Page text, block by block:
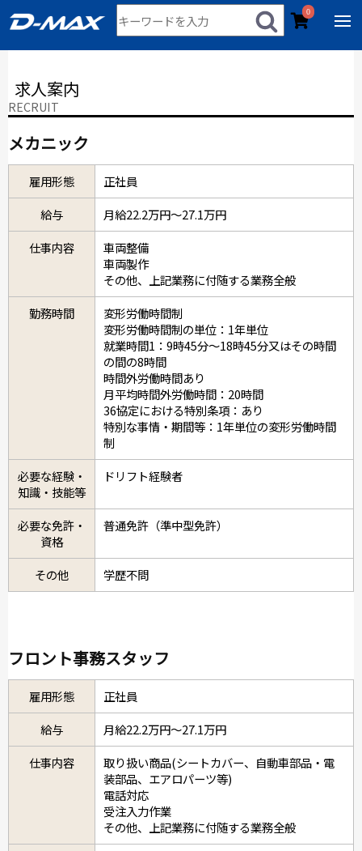
0
求人案内
RECRUIT
メカニック
雇用形態
正社員
給与
月給22.2万円～27.1万円
仕事内容
車両整備
車両製作
その他、上記業務に付随する業務全般
勤務時間
変形労働時間制
変形労働時間制の単位：1年単位
就業時間1：9時45分～18時45分又はその時間
の間の8時間
時間外労働時間あり
月平均時間外労働時間：20時間
36協定における特別条項：あり
特別な事情・期間等：1年単位の変形労働時間
制
必要な経験・
知識・技能等
ドリフト経験者
必要な免許・
資格
普通免許（準中型免許）
その他 学歴不問
フロント事務スタッフ
雇用形態
正社員
給与
月給22.2万円～27.1万円
仕事内容
取り扱い商品(シートカバー、自動車部品・電
装部品、エアロパーツ等)
電話対応
受注入力作業
その他、上記業務に付随する業務全般